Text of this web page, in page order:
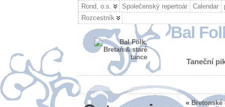
Rond, o.s. Společenský repertoár Calendar
Rozcestník
Bal
Taneční
«Bretonské